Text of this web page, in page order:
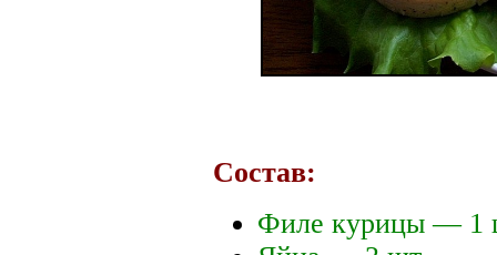
Состав:
Филе курицы — 1